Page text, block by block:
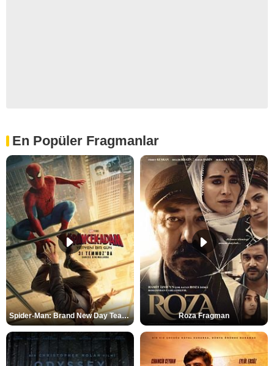
En Popüler Fragmanlar
Spider-Man: Brand New Day Teaser Roza Fragman